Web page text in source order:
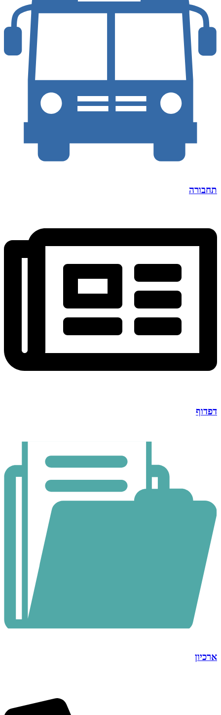
תחבורה
דפדוף
ארכיון